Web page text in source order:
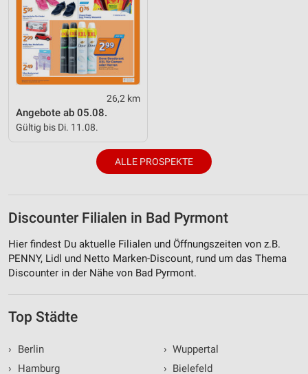
26,2 km
Angebote ab 05.08.
Gültig bis Di. 11.08.
ALLE PROSPEKTE
Discounter Filialen in Bad Pyrmont
Hier findest Du aktuelle Filialen und Öffnungszeiten von z.B.
PENNY, Lidl und Netto Marken-Discount, rund um das Thema
Discounter in der Nähe von Bad Pyrmont.
Top Städte
›
Berlin
›
Hamburg
› Wuppertal
› Bielefeld